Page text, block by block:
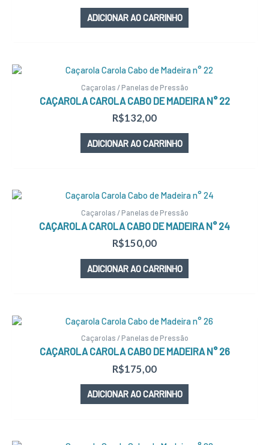
ADICIONAR AO CARRINHO
Caçarolas / Panelas de Pressão
CAÇAROLA CAROLA CABO DE MADEIRA N° 22
R$132,00
ADICIONAR AO CARRINHO
Caçarolas / Panelas de Pressão
CAÇAROLA CAROLA CABO DE MADEIRA N° 24
R$150,00
ADICIONAR AO CARRINHO
Caçarolas / Panelas de Pressão
CAÇAROLA CAROLA CABO DE MADEIRA N° 26
R$175,00
ADICIONAR AO CARRINHO